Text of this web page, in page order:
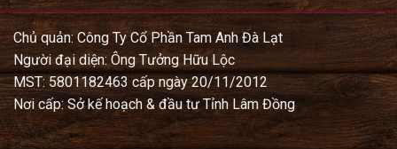
Chủ quản: Công Ty Cổ Phần Tam Anh Đà Lạt
Người đại diện: Ông Tưởng Hữu Lộc
MST: 5801182463 cấp ngày 20/11/2012
Nơi cấp: Sở kế hoạch & đầu tư Tỉnh Lâm Đồng